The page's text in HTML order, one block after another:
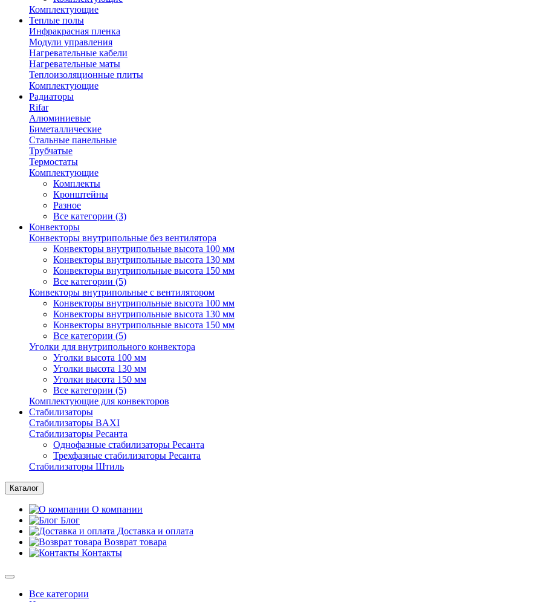
Комплектующие
Теплые полы
Инфракрасная пленка
Модули управления
Нагревательные кабели
Нагревательные маты
Теплоизоляционные плиты
Комплектующие
Радиаторы
Rifar
Алюминиевые
Биметаллические
Стальные панельные
Трубчатые
Термостаты
Комплектующие
Комплекты
Кронштейны
Разное
Все категории (3)
Конвекторы
Конвекторы внутрипольные без вентилятора
Конвекторы внутрипольные высота 100 мм
Конвекторы внутрипольные высота 130 мм
Конвекторы внутрипольные высота 150 мм
Все категории (5)
Конвекторы внутрипольные с вентилятором
Конвекторы внутрипольные высота 100 мм
Конвекторы внутрипольные высота 130 мм
Конвекторы внутрипольные высота 150 мм
Все категории (5)
Уголки для внутрипольного конвектора
Уголки высота 100 мм
Уголки высота 130 мм
Уголки высота 150 мм
Все категории (5)
Комплектующие для конвекторов
Стабилизаторы
Стабилизаторы BAXI
Стабилизаторы Ресанта
Однофазные стабилизаторы Ресанта
Трехфазные стабилизаторы Ресанта
Стабилизаторы Штиль
Каталог
О компании
Блог
Доставка и оплата
Возврат товара
Контакты
Все категории